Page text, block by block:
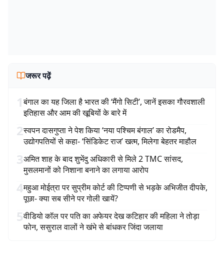
जरूर पढ़ें
1बंगाल का यह जिला है भारत की ‘मैंगो सिटी’, जानें इसका गौरवशाली
इतिहास और आम की खूबियों के बारे में
2स्वपन दासगुप्ता ने पेश किया ‘नया पश्चिम बंगाल’ का रोडमैप,
उद्योगपतियों से कहा- ‘सिंडिकेट राज’ खत्म, मिलेगा बेहतर माहौल
3अमित शाह के बाद शुभेंदु अधिकारी से मिले 2 TMC सांसद,
मुसलमानों को निशाना बनाने का लगाया आरोप
4महुआ मोईत्रा पर सुप्रीम कोर्ट की टिप्पणी से भड़के अभिजीत दीपके,
पूछा- क्या सब सीने पर गोली खायें?
5वीडियो कॉल पर पति का अफेयर देख कटिहार की महिला ने तोड़ा
फोन, ससुराल वालों ने खंभे से बांधकर जिंदा जलाया